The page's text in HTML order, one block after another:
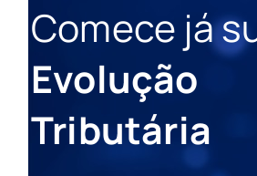
Comece já
Evolução
Tributária